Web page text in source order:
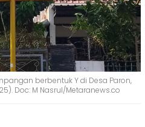
berbentuk Y di Desa Paron,
Doc: M Nasrul/Metaranews.co